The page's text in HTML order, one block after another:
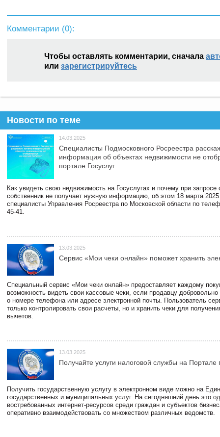
Комментарии (0):
Чтобы оставлять комментарии, сначала
или зарегистрируйтесь
Новости по теме
14.03.2025
Специалисты Подмосковного Росреестра
информация об объектах недвижимости не
портале Госуслуг
Как увидеть свою недвижимость на Госуслугах и почему при запросе
собственник не получает нужную информацию, об этом 18 марта 2025
специалисты Управления Росреестра по Московской области по
45-41.
13.03.2025
Сервис «Мои чеки онлайн» поможет хранить
Специальный сервис «Мои чеки онлайн» предоставляет каждому
возможность видеть свои кассовые чеки, если продавцу
о номере телефона или адресе электронной почты. Пользователь
только контролировать свои расчеты, но и хранить чеки для
вычетов.
13.03.2025
Получайте услуги налоговой службы на Портале
Получить государственную услугу в электронном виде можно на
государственных и муниципальных услуг. На сегодняшний день это
востребованных интернет-ресурсов среди граждан и субъектов
оперативно взаимодействовать со множеством различных ведомств.